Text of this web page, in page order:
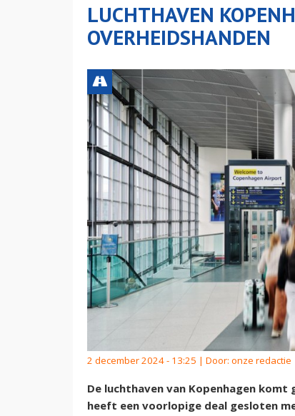
LUCHTHAVEN
OVERHEIDSHANDEN
2 december 2024 - 13:25 | Door: onze redactie
De luchthaven van Kopenhagen
heeft een voorlopige deal gesloten